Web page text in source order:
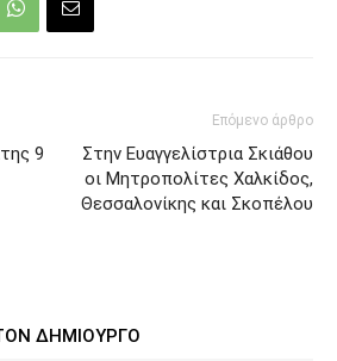
9
Επόμενο άρθρο
Στην Ευαγγελίστρια Σκιάθου
οι Μητροπολίτες Χαλκίδος,
Θεσσαλονίκης και Σκοπέλου
ΔΗΜΙΟΥΡΓΟ